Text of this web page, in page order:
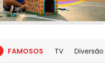
FAMOSOS TV Diversão